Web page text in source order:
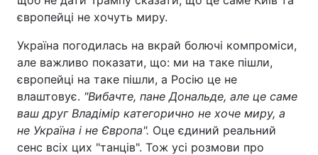
європейці не хочуть миру.
Україна погодилась на вкрай болючі компроміси,
але важливо показати, що: ми на таке пішли,
європейці на таке пішли, а Росію це не
влаштовує. "Вибачте, пане Дональде, але це саме
ваш друг Владімір категорично не хоче миру, а
не Україна і не Європа". Оце єдиний реальний
сенс всіх цих "танців". Тож усі розмови про